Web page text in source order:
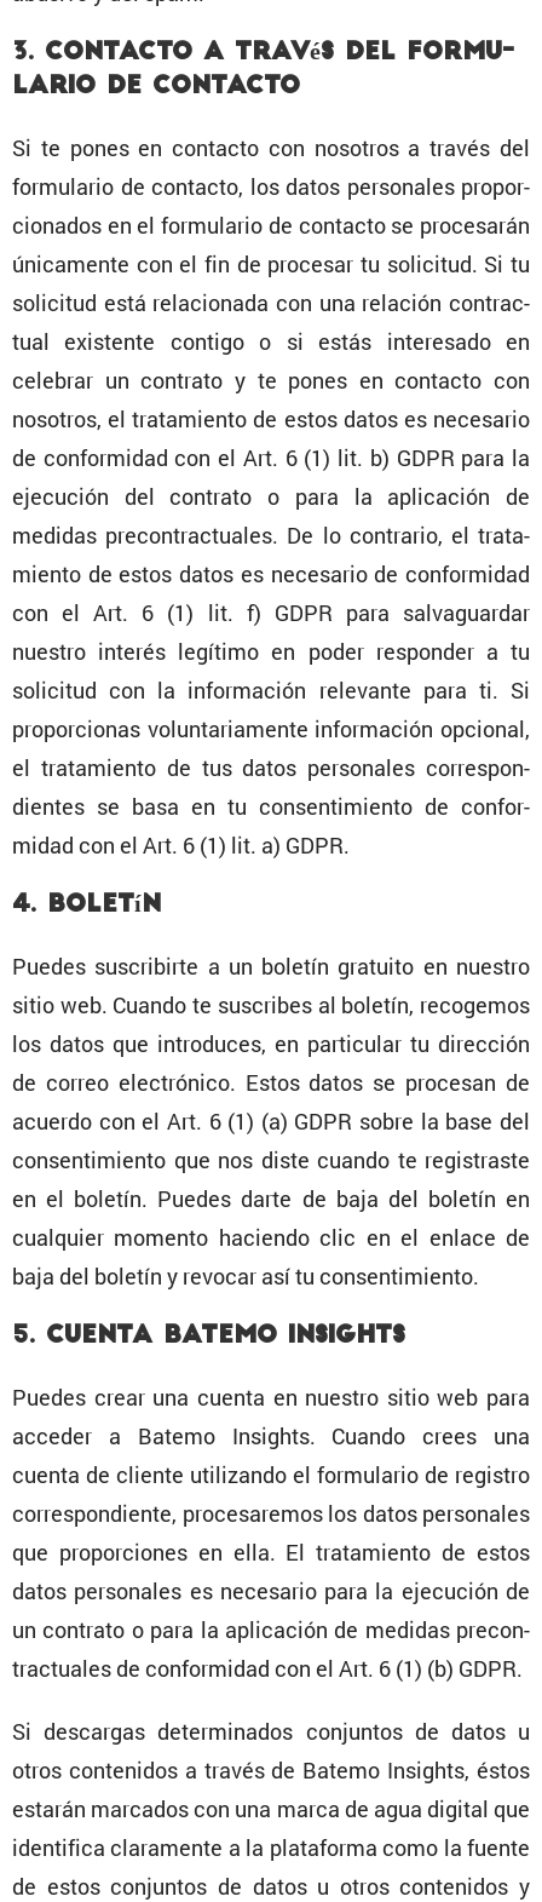
3. Contacto a través del formu­
lario de contacto
Si te pones en contacto con nosotros a través del
formu­lario de contacto, los datos perso­nales propor­
cio­nados en el formu­lario de contacto se proce­sarán
única­mente con el fin de procesar tu solicitud. Si tu
solicitud está relacio­nada con una relación contrac­
tual existente contigo o si estás intere­sado en
celebrar un contrato y te pones en contacto con
nosotros, el trata­miento de estos datos es necesario
de confor­midad con el Art. 6 (1) lit. b) GDPR para la
ejecu­ción del contrato o para la aplica­ción de
medidas precon­trac­tuales. De lo contrario, el trata­
miento de estos datos es necesario de confor­midad
con el Art. 6 (1) lit. f) GDPR para salva­guardar
nuestro interés legítimo en poder responder a tu
solicitud con la infor­ma­ción relevante para ti. Si
propor­cionas volun­ta­ria­mente infor­ma­ción opcional,
el trata­miento de tus datos perso­nales corres­pon­
dientes se basa en tu consen­ti­miento de confor­
midad con el Art. 6 (1) lit. a) GDPR.
4. Boletín
Puedes suscri­birte a un boletín gratuito en nuestro
sitio web. Cuando te suscribes al boletín, recogemos
los datos que intro­duces, en parti­cular tu direc­ción
de correo electró­nico. Estos datos se procesan de
acuerdo con el Art. 6 (1) (a) GDPR sobre la base del
consen­ti­miento que nos diste cuando te regis­traste
en el boletín. Puedes darte de baja del boletín en
cualquier momento haciendo clic en el enlace de
baja del boletín y revocar así tu consentimiento.
5. Cuenta Batemo Insights
Puedes crear una cuenta en nuestro sitio web para
acceder a Batemo Insights. Cuando crees una
cuenta de cliente utili­zando el formu­lario de registro
corres­pon­diente, proce­sa­remos los datos perso­nales
que propor­ciones en ella. El trata­miento de estos
datos perso­nales es necesario para la ejecu­ción de
un contrato o para la aplica­ción de medidas precon­
trac­tuales de confor­midad con el Art. 6 (1) (b) GDPR.
Si descargas deter­mi­nados conjuntos de datos u
otros conte­nidos a través de Batemo Insights, éstos
estarán marcados con una marca de agua digital que
identi­fica clara­mente a la plata­forma como la fuente
de estos conjuntos de datos u otros conte­nidos y